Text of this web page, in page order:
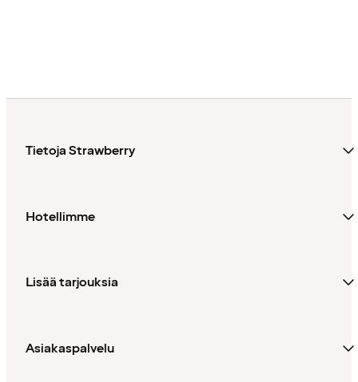
Tietoja Strawberry
Hotellimme
Lisää tarjouksia
Asiakaspalvelu